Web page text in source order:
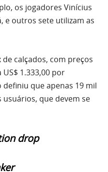
os jogadores Vinícius
e outros sete utilizam as
calçados, com preços
US$ 1.333,00 por
que apenas 19 mil
usuários, que devem se
drop